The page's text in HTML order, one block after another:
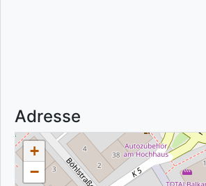
Adresse
+
−